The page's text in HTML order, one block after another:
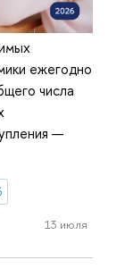
ежегодно
числа
—
13 июля